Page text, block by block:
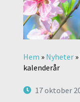
Hem » Nyheter »
kalenderår
17 oktober